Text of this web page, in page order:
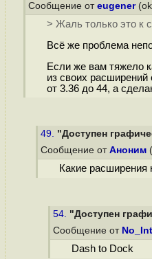
Сообщение от eugener
> Жаль только это к
Всё же проблема
Если же вам тяжело
из своих
от 3.36 до 44, а
49. "Доступен
Сообщение от Аноним
Какие расширения
54. "Доступен
Сообщение от
Dash to Dock